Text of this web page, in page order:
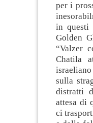
per i
in questi
Golden
“Valzer
Chatila
sulla
distratti
attesa di
ci